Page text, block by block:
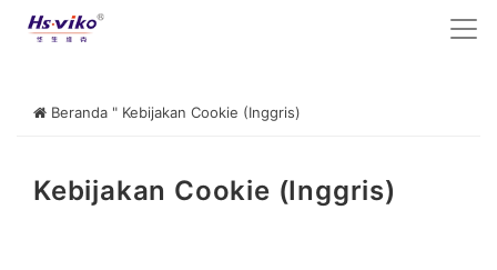
Beranda " Kebijakan Cookie (Inggris)
Kebijakan Cookie (Inggris)